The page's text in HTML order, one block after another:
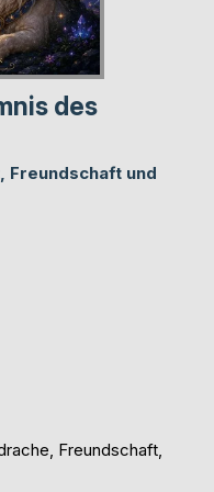
des
Freundschaft und
Freundschaft,